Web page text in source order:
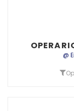
@